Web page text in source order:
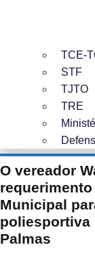
TCE-
STF
TJTO
TRE
O vereador
Municipal
poliesportiva
Palmas